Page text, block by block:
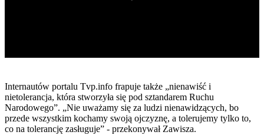
Internautów portalu Tvp.info frapuje także „nienawiść i
nietolerancja, która stworzyła się pod sztandarem Ruchu
Narodowego”. „Nie uważamy się za ludzi nienawidzących, bo
przede wszystkim kochamy swoją ojczyznę, a tolerujemy tylko to,
co na tolerancję zasługuje” - przekonywał Zawisza.